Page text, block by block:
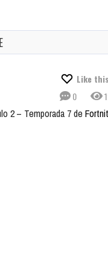
Like this
0
2 – Temporada 7 de